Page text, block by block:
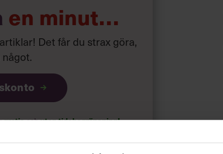
ATT HANTERA KÄNSLORNA:
en minut…
Det får du strax göra,
.
gratisochutan tidsbegränsning!